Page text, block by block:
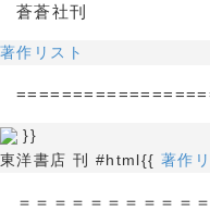
蒼蒼社刊
著作リスト
}} [[久
東洋書店 刊 #html{{ 著作
＝＝＝＝＝＝＝＝＝＝